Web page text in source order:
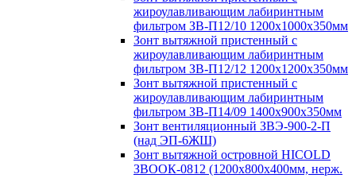
жироулавливающим лабиринтным
фильтром ЗВ-П12/10 1200х1000х350мм
Зонт вытяжной пристенный с
жироулавливающим лабиринтным
фильтром ЗВ-П12/12 1200х1200х350мм
Зонт вытяжной пристенный с
жироулавливающим лабиринтным
фильтром ЗВ-П14/09 1400х900х350мм
Зонт вентиляционный ЗВЭ-900-2-П
(над ЭП-6ЖШ)
Зонт вытяжной островной HICOLD
ЗВООК-0812 (1200х800x400мм, нерж.